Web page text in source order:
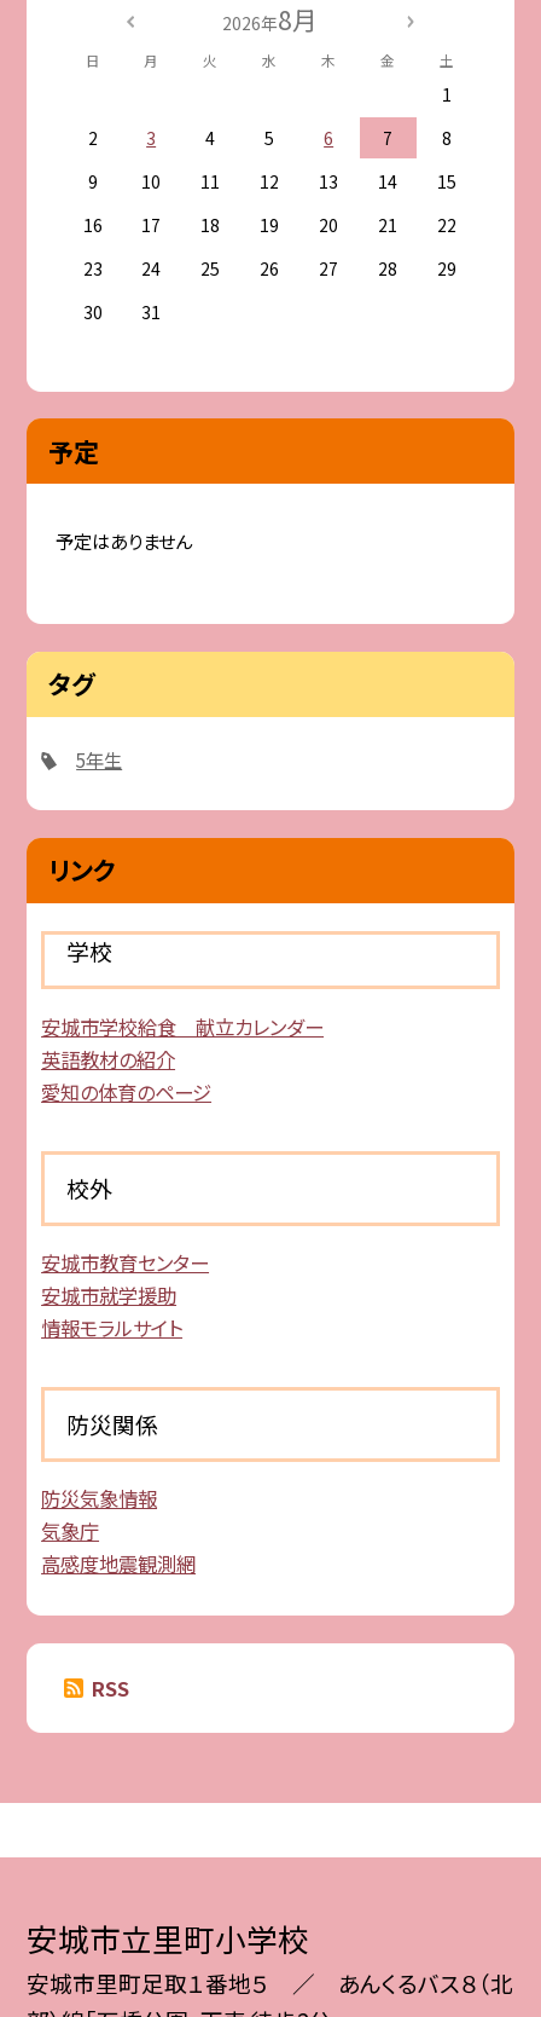
2026年8月
日 月 火 水 木 金 土
1
2
3 4 5 6 7
8
9
10 11 12 13 14
15
16
17 18 19 20 21
22
23
24 25 26 27 28
29
30
31
予定
予定はありません
タグ
5年生
リンク
学校
安城市学校給食 献立カレンダー
英語教材の紹介
愛知の体育のページ
校外
安城市教育センター
安城市就学援助
情報モラルサイト
防災関係
防災気象情報
気象庁
高感度地震観測網
RSS
安城市立里町小学校
安城市里町足取１番地５ ／ あんくるバス８（北